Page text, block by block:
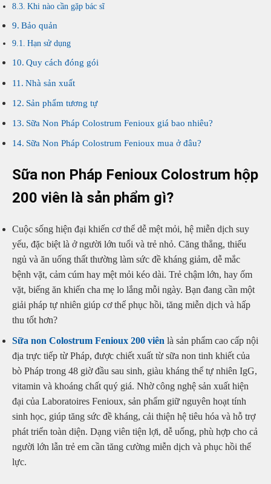
Khi nào cần gặp bác sĩ
Bảo quản
Hạn sử dụng
Quy cách đóng gói
Nhà sản xuất
Sản phẩm tương tự
Sữa Non Pháp Colostrum Fenioux giá bao nhiêu?
Sữa Non Pháp Colostrum Fenioux mua ở đâu?
Sữa non Pháp Fenioux Colostrum hộp
200 viên là sản phẩm gì?
Cuộc sống hiện đại khiến cơ thể dễ mệt mỏi, hệ miễn dịch suy
yếu, đặc biệt là ở người lớn tuổi và trẻ nhỏ. Căng thẳng, thiếu
ngủ và ăn uống thất thường làm sức đề kháng giảm, dễ mắc
bệnh vặt, cảm cúm hay mệt mỏi kéo dài. Trẻ chậm lớn, hay ốm
vặt, biếng ăn khiến cha mẹ lo lắng mỗi ngày. Bạn đang cần một
giải pháp tự nhiên giúp cơ thể phục hồi, tăng miễn dịch và hấp
thu tốt hơn?
Sữa non Colostrum Fenioux 200 viên là sản phẩm cao cấp nội
địa trực tiếp từ Pháp, được chiết xuất từ sữa non tinh khiết của
bò Pháp trong 48 giờ đầu sau sinh, giàu kháng thể tự nhiên IgG,
vitamin và khoáng chất quý giá. Nhờ công nghệ sản xuất hiện
đại của Laboratoires Fenioux, sản phẩm giữ nguyên hoạt tính
sinh học, giúp tăng sức đề kháng, cải thiện hệ tiêu hóa và hỗ trợ
phát triển toàn diện. Dạng viên tiện lợi, dễ uống, phù hợp cho cả
người lớn lẫn trẻ em cần tăng cường miễn dịch và phục hồi thể
lực.